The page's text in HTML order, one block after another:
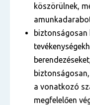
köszörülnek,
biztonságosan
a vonatkozó
megfelelően